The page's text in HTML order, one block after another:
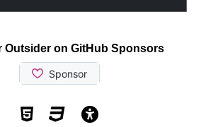
Outsider on GitHub Sponsors
Valid HTML5
Valid CSS
WCAG 2.1 AA